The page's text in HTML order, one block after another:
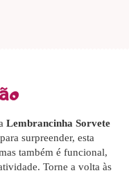
Lembrancinha Sorvete
surpreender, esta
também é funcional,
Torne a volta às